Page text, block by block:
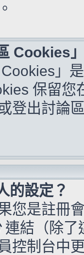
Cookies
Cookies」
保留您
登出討論
的設定？
您是註冊
連結（除了
控制台中